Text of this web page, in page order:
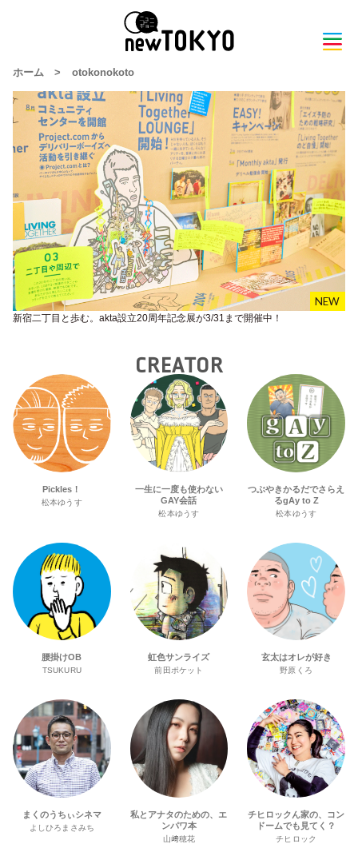
ホーム > otokonokoto
新宿二丁目と歩む。akta設立20周年記念展が3/31まで開催中！
CREATOR
Pickles！
松本ゆうす
一生に一度も使わない
GAY会話
松本ゆうす
つぶやきかるだでさらえ
るgAy to Z
松本ゆうす
腰掛けOB
TSUKURU
虹色サンライズ
前田ポケット
玄太はオレが好き
野原くろ
まくのうちぃシネマ
よしひろまさみち
私とアナタのための、エ
ンパワ本
山﨑穂花
チヒロックん家の、コン
ドームでも見てく？
チヒロック